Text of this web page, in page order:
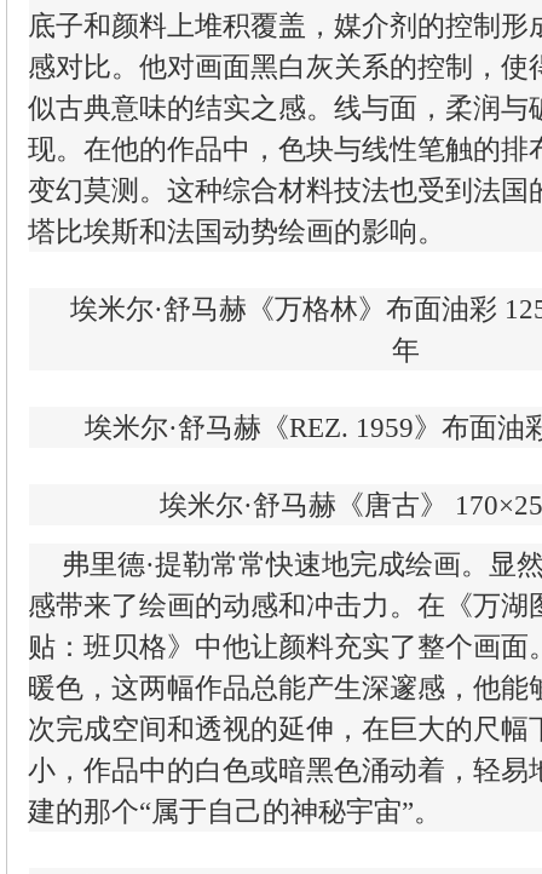
底子和颜料上堆积覆盖，媒介剂的控制形
感对比。他对画面黑白灰关系的控制，使
似古典意味的结实之感。线与面，柔润与
现。在他的作品中，色块与线性笔触的排
变幻莫测。这种综合材料技法也受到法国
塔比埃斯和法国动势绘画的影响。
埃米尔·舒马赫《万格林》布面油彩
年
埃米尔·舒马赫《REZ. 1959》布面油
埃米尔·舒马赫《唐古》
弗里德·提勒常常快速地完成绘画。显
感带来了绘画的动感和冲击力。在《万湖
贴：班贝格》中他让颜料充实了整个画面
暖色，这两幅作品总能产生深邃感，他能
次完成空间和透视的延伸，在巨大的尺幅
小，作品中的白色或暗黑色涌动着，轻易
建的那个“属于自己的神秘宇宙”。